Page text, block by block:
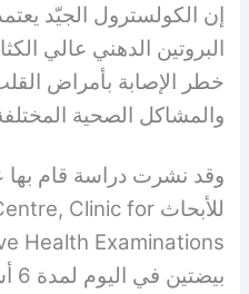
إن الكولسترول الجيّد
البروتين الدهني عالي
خطر الإصابة بأمراض
والمشاكل الصحية
وقد نشرت دراسة قام بها
للأبحاثClinic for
Health Examinations